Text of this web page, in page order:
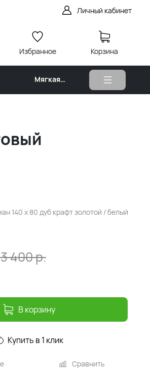
Личный кабинет
Избранное Корзина
Мягкая
140 x 80 дуб крафт золотой / белый
400р.
В корзину
Сравнить
Купить в 1 клик